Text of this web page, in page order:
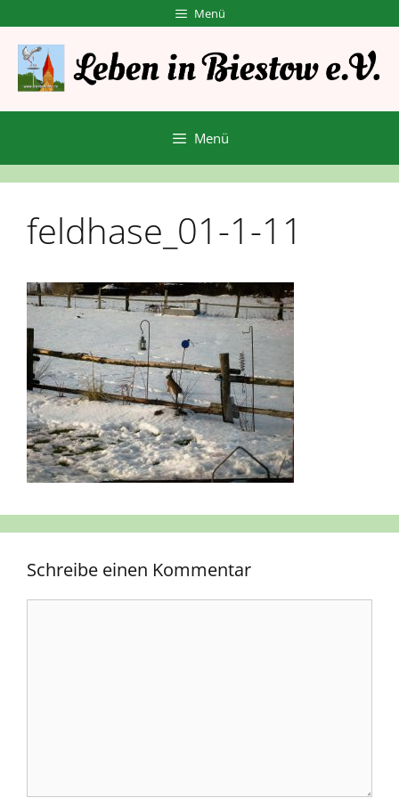
Inhalt
springen
Menü
Menü
feldhase_01-1-11
Schreibe einen Kommentar